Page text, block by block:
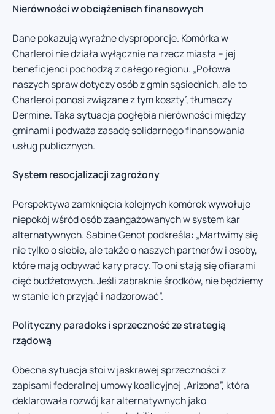
Nierówności w obciążeniach finansowych
Dane pokazują wyraźne dysproporcje. Komórka w
Charleroi nie działa wyłącznie na rzecz miasta – jej
beneficjenci pochodzą z całego regionu. „Połowa
naszych spraw dotyczy osób z gmin sąsiednich, ale to
Charleroi ponosi związane z tym koszty”, tłumaczy
Dermine. Taka sytuacja pogłębia nierówności między
gminami i podważa zasadę solidarnego finansowania
usług publicznych.
System resocjalizacji zagrożony
Perspektywa zamknięcia kolejnych komórek wywołuje
niepokój wśród osób zaangażowanych w system kar
alternatywnych. Sabine Genot podkreśla: „Martwimy się
nie tylko o siebie, ale także o naszych partnerów i osoby,
które mają odbywać kary pracy. To oni stają się ofiarami
cięć budżetowych. Jeśli zabraknie środków, nie będziemy
w stanie ich przyjąć i nadzorować”.
Polityczny paradoks i sprzeczność ze strategią
rządową
Obecna sytuacja stoi w jaskrawej sprzeczności z
zapisami federalnej umowy koalicyjnej „Arizona”, która
deklarowała rozwój kar alternatywnych jako